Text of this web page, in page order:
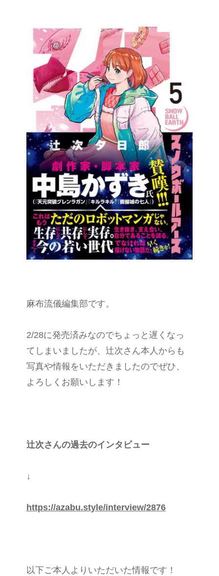
麻布流儀編集部です。
2/28に発売済みなのでちょっと遅くなっ
てしまいましたが、辻次さん本人からも
写真や情報をいただきましたのでぜひ、
よろしくお願いします！
辻次さんの過去のインタビュー
↓
https://azabu.style/interview/2876
以下ご本人よりいただいた情報です！